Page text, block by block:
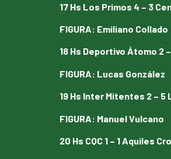
17 Hs Los Primos 4 – 3
FIGURA: Emiliano Collado
18 Hs Deportivo Átomo 2
FIGURA: Lucas González
19 Hs Inter Mitentes 2 – 5
FIGURA: Manuel Vulcano
20 Hs CQC 1 – 1 Aquiles